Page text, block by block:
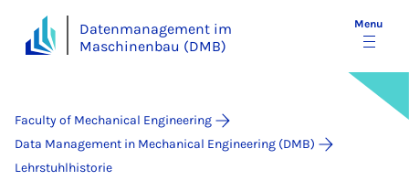
Datenmanagement im
Maschinenbau (DMB)
Menu
Faculty of Mechanical Engineering
Data Management in Mechanical Engineering (DMB)
Lehrstuhlhistorie